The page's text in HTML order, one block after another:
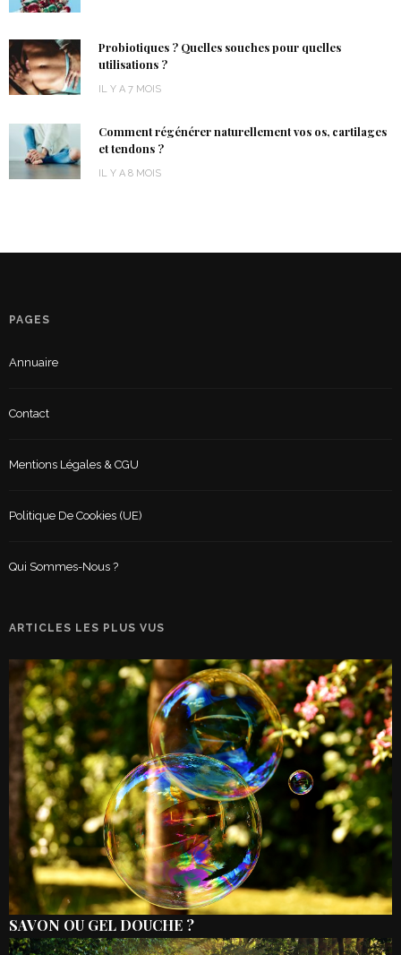
Probiotiques ? Quelles souches pour quelles
utilisations ?
IL Y A 7 MOIS
Comment régénérer naturellement vos os, cartilages
et tendons ?
IL Y A 8 MOIS
PAGES
Annuaire
Contact
Mentions Légales & CGU
Politique De Cookies (UE)
Qui Sommes-Nous ?
ARTICLES LES PLUS VUS
SAVON OU GEL DOUCHE ?